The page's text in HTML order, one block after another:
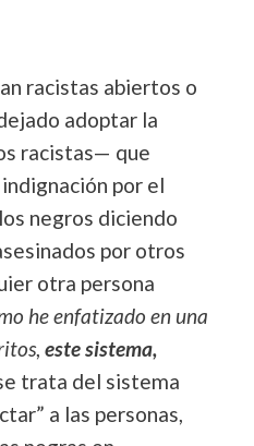
racistas abiertos o
adoptar la
racistas— que
por el
negros diciendo
por otros
otra persona
he enfatizado en una
, este sistema,
trata del sistema
a las personas,